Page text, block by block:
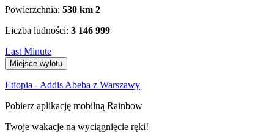
Powierzchnia: 530 km 2
Liczba ludności: 3 146 999
Last Minute
Miejsce wylotu
Etiopia - Addis Abeba z Warszawy
Pobierz aplikację mobilną Rainbow
Twoje wakacje na wyciągnięcie ręki!